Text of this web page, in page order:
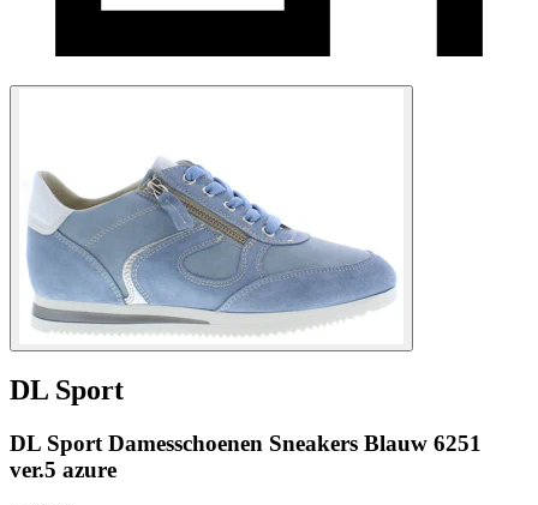
DL Sport
DL Sport Damesschoenen Sneakers Blauw 6251
ver.5 azure